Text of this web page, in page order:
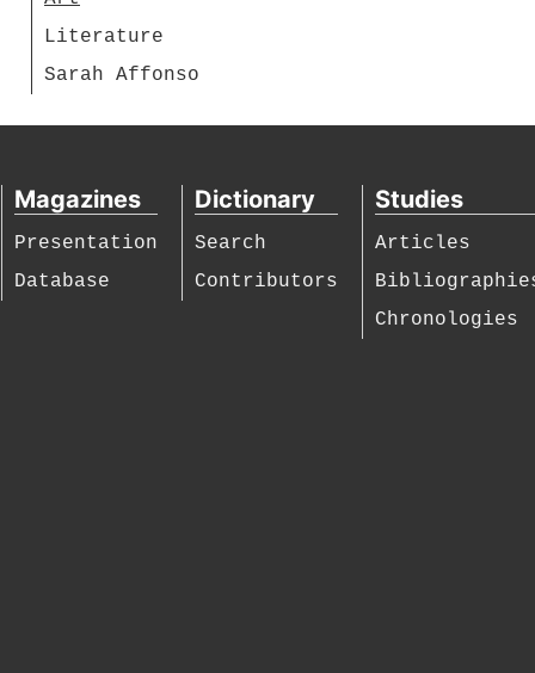
Literature
Sarah Affonso
Magazines
Presentation
Database
Dictionary
Search
Contributors
Studies
Articles
Chronologies